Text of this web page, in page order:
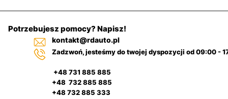
Potrzebujesz pomocy? Napisz!
kontakt@rdauto.pl
Zadzwoń, jesteśmy do twojej dyspozycji od 09:00 -
+48 731 885 885
+48 732 885 885
+48 732 885 333